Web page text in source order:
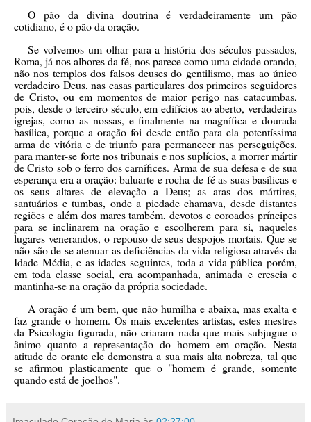
O pão da divina doutrina é verdadeiramente um pão
cotidiano, é o pão da oração.
Se volvemos um olhar para a história dos séculos passados,
Roma, já nos albores da fé, nos parece como uma cidade orando,
não nos templos dos falsos deuses do gentilismo, mas ao único
verdadeiro Deus, nas casas particulares dos primeiros seguidores
de Cristo, ou em momentos de maior perigo nas catacumbas,
pois, desde o terceiro século, em edifícios ao aberto, verdadeiras
igrejas, como as nossas, e finalmente na magnífica e dourada
basílica, porque a oração foi desde então para ela potentíssima
arma de vitória e de triunfo para permanecer nas perseguições,
para manter-se forte nos tribunais e nos suplícios, a morrer mártir
de Cristo sob o ferro dos carnífices. Arma de sua defesa e de sua
esperança era a oração: baluarte e rocha de fé as suas basílicas e
os seus altares de elevação a Deus; as aras dos mártires,
santuários e tumbas, onde a piedade chamava, desde distantes
regiões e além dos mares também, devotos e coroados príncipes
para se inclinarem na oração e escolherem para si, naqueles
lugares venerandos, o repouso de seus despojos mortais. Que se
não são de se atenuar as deficiências da vida religiosa através da
Idade Média, e as idades seguintes, toda a vida pública porém,
em toda classe social, era acompanhada, animada e crescia e
mantinha-se na oração da própria sociedade.
A oração é um bem, que não humilha e abaixa, mas exalta e
faz grande o homem. Os mais excelentes artistas, estes mestres
da Psicologia figurada, não criaram nada que mais subjugue o
ânimo quanto a representação do homem em oração. Nesta
atitude de orante ele demonstra a sua mais alta nobreza, tal que
se afirmou plasticamente que o "homem é grande, somente
quando está de joelhos".